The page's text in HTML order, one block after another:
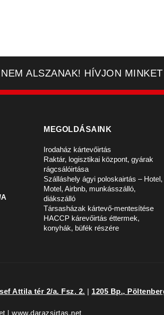
ALSZANAK! HÍVJON
MEGOLDÁSAINK
Irodaház kártevőirtás
Raktár, logisztikai központ, gyárak
rágcsálóirtása
Szálláshely ágyi poloskairtás – Hotel,
Motel, Airbnb, munkásszálló,
diákszálló
Társasházak kártevő-mentesítése
HACCP kárevőirtás éttermek,
konyhák, büfék részére
Attila tér 2/a. Fsz. 2. | 1205 Bp.,
| www.darazsirtas.net